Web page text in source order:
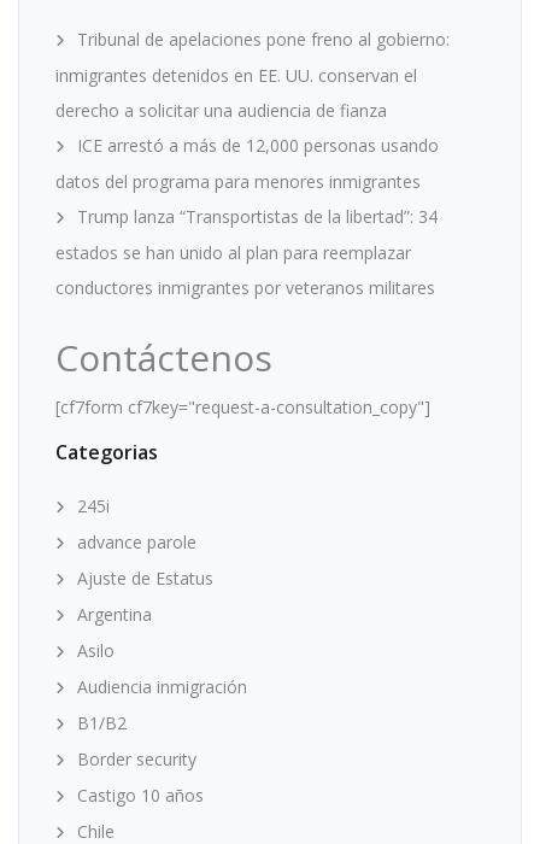
Tribunal de apelaciones pone freno al gobierno:
inmigrantes detenidos en EE. UU. conservan el
derecho a solicitar una audiencia de fianza
ICE arrestó a más de 12,000 personas usando
datos del programa para menores inmigrantes
Trump lanza “Transportistas de la libertad”: 34
estados se han unido al plan para reemplazar
conductores inmigrantes por veteranos militares
Contáctenos
[cf7form cf7key="request-a-consultation_copy"]
Categorias
245i
advance parole
Ajuste de Estatus
Argentina
Asilo
Audiencia inmigración
B1/B2
Border security
Castigo 10 años
Chile